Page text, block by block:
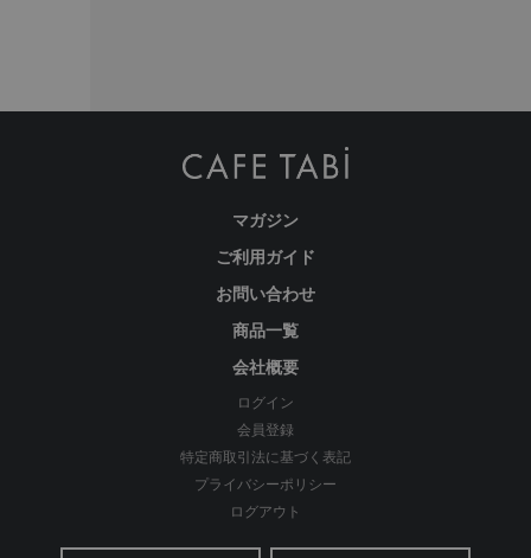
1本の糸から、そして1枚の生地から、多くの職人の手によっ
ハイクオリティなパターンと丁寧な縫製でもっと美しく。や
りたいことを妨げず、好きなことを目一杯楽しめる、1日中
はいていたくなるようなはき心地で旅やお出かけに。
当店は、複数の販売ルートと在庫を共有し販売しております。
マガジン
ご利用ガイド
お問い合わせ
商品一覧
会社概要
ログイン
会員登録
特定商取引法に基づく表記
プライバシーポリシー
ログアウト